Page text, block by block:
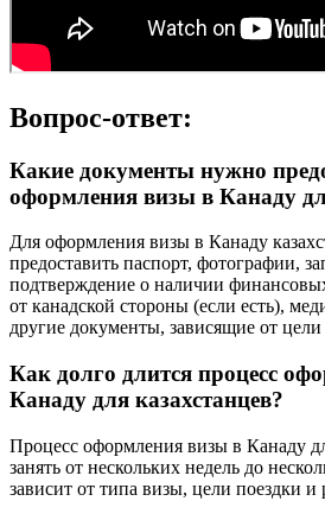
Вопрос-ответ:
Какие документы нужно
оформления визы в Канаду
Для оформления визы в Канаду
предоставить паспорт, фотографии,
подтверждение о наличии
от канадской стороны (если есть),
другие документы, зависящие от цели
Как долго длится процесс
Канаду для казахстанцев?
Процесс оформления визы в Канаду
занять от нескольких недель до
зависит от типа визы, цели поездки и